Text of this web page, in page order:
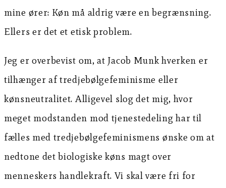
mine ører: Køn må aldrig være en begrænsning.
Ellers er det et etisk problem.
Jeg er overbevist om, at Jacob Munk hverken er
tilhænger af tredjebølgefeminisme eller
kønsneutralitet. Alligevel slog det mig, hvor
meget modstanden mod tjenestedeling har til
fælles med tredjebølgefeminismens ønske om at
nedtone det biologiske køns magt over
menneskers handlekraft. Vi skal være fri for